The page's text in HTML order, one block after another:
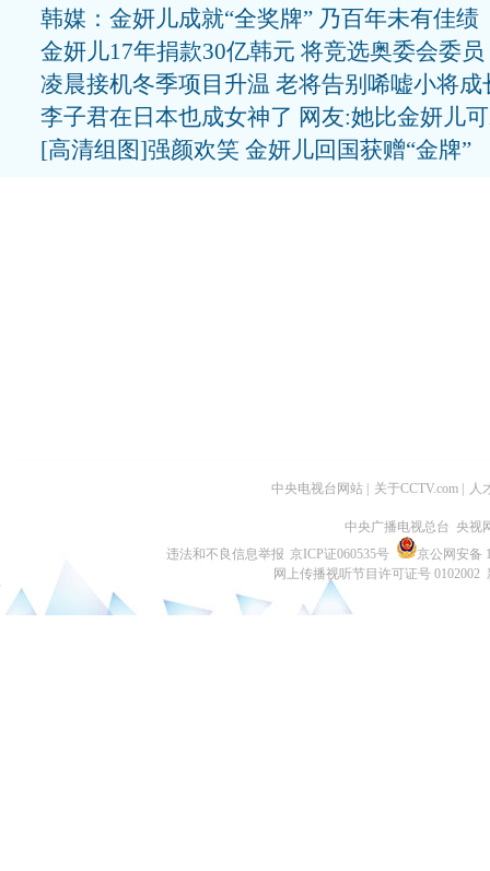
韩媒：金妍儿成就“全奖牌” 乃百年未有佳绩
金妍儿17年捐款30亿韩元 将竞选奥委会委员
凌晨接机冬季项目升温 老将告别唏嘘小将成
李子君在日本也成女神了 网友:她比金妍儿
[高清组图]强颜欢笑 金妍儿回国获赠“金牌”
中央电视台网站 关于CCTV.com 人
中央广播电视总台 央视
违法和不良信息举报 京ICP证060535号
京公网安备
网上传播视听节目许可证号 0102002